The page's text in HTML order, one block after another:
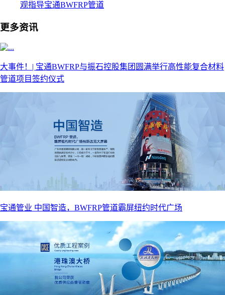
观指导宝通BWFRP管道
更多资讯
大事件！| 宝通BWFRP与振石控股集团圆满举行高性能复合材料
管道项目签约仪式
宝通管业 中国智造，BWFRP管道霸屏纽约时代广场